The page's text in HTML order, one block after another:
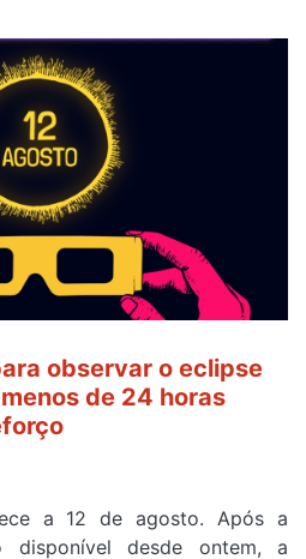
observar o eclipse
de 24 horas
a 12 de agosto. Após a
disponível desde ontem, a